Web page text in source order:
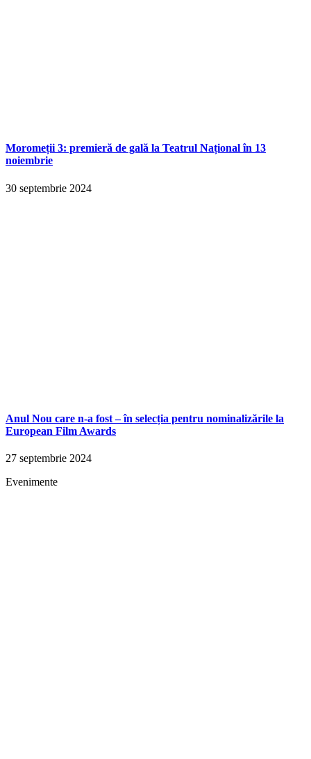
Moromeții 3: premieră de gală la Teatrul Național în 13
noiembrie
30 septembrie 2024
Anul Nou care n-a fost – în selecția pentru nominalizările la
European Film Awards
27 septembrie 2024
Evenimente